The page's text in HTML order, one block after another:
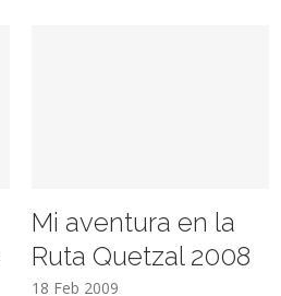
Mi aventura en la
Ruta Quetzal 2008
18 Feb 2009